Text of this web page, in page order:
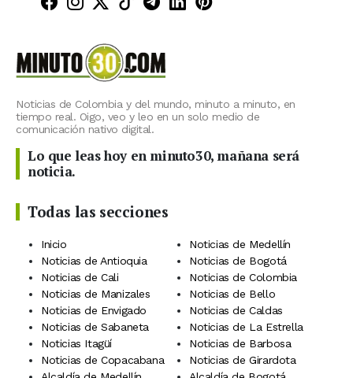
Noticias de Colombia y del mundo, minuto a minuto, en
tiempo real. Oigo, veo y leo en un solo medio de
comunicación nativo digital.
Lo que leas hoy en minuto30, mañana será
noticia.
Todas las secciones
Inicio
Noticias de Medellín
Noticias de Antioquia
Noticias de Bogotá
Noticias de Cali
Noticias de Colombia
Noticias de Manizales
Noticias de Bello
Noticias de Envigado
Noticias de Caldas
Noticias de Sabaneta
Noticias de La Estrella
Noticias Itagüí
Noticias de Barbosa
Noticias de Copacabana
Noticias de Girardota